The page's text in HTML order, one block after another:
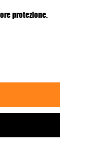
protezione.